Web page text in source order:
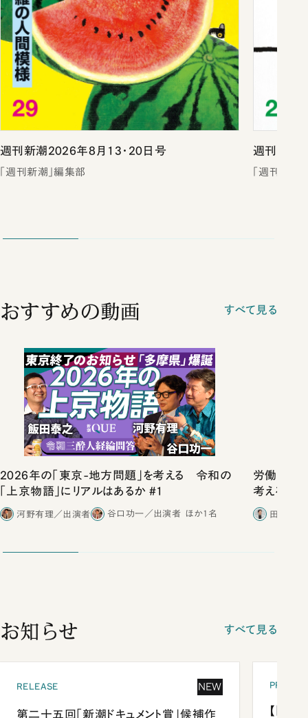
週刊新潮2026年8月13・20日号
「週刊新潮」編集部
週刊新潮
「週刊新潮
おすすめの動画 すべて見る
2026年の「東京-地方問題」を考える 令和の
「上京物語」にリアルはあるか #1
河野有理／出演者 谷口功一／出演者 ほか1名
労働は希
考える
田内学
お知らせ すべて見る
RELEASE NEW
第二十五回「新潮ドキュメント賞」候補作
【「新